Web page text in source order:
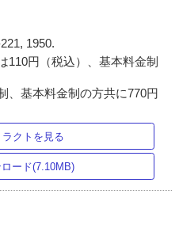
1950.
110円（税込）、基本料金制
、基本料金制の方共に770円
クトを見る
ード(7.10MB)